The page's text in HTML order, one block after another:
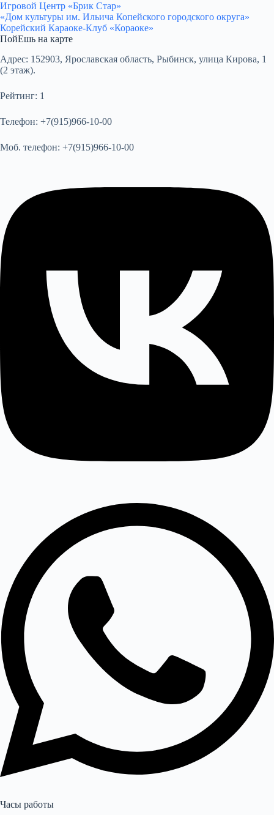
Игровой Центр «Брик Стар»
«Дом культуры им. Ильича Копейского городского округа»
Корейский Караоке-Клуб «Кораоке»
ПойЕшь на карте
Адрес: 152903, Ярославская область, Рыбинск, улица Кирова, 1
(2 этаж).
Рейтинг: 1
Телефон: +7(915)966-10-00
Моб. телефон: +7(915)966-10-00
Часы работы